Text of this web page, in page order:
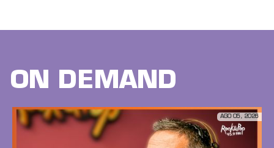
ON DEMAND
AGO 05, 2026